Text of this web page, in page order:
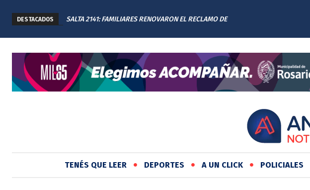
DESTACADOS
SALTA 2141: FAMILIARES RENOVARON EL RECLAMO DE
TENÉS QUE LEER DEPORTES A UN CLICK POLICIALES